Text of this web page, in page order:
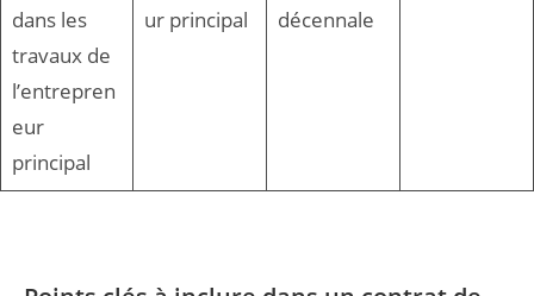
dans les
travaux de
l’entrepren
eur
principal
ur principal
décennale